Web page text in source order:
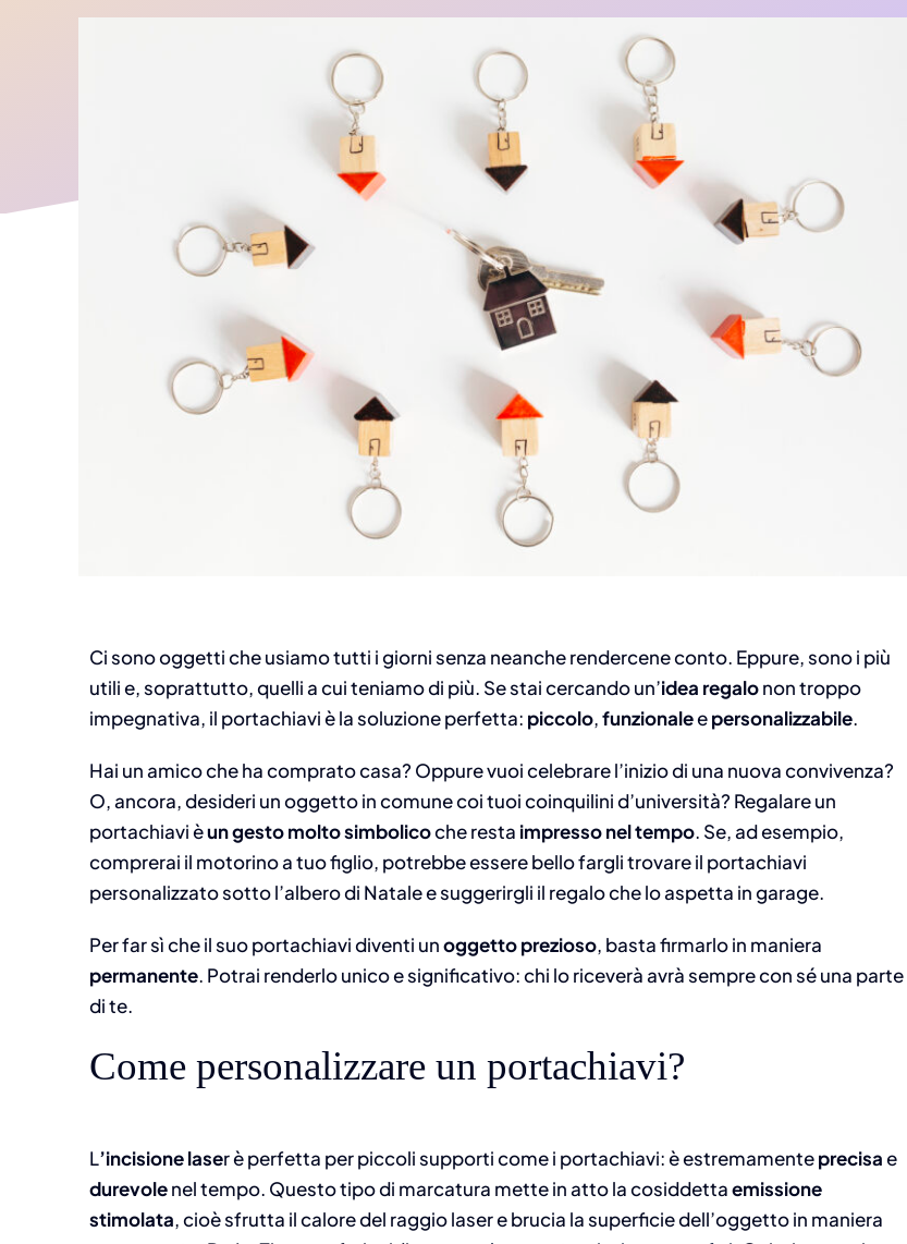
Ci sono oggetti che usiamo tutti i giorni senza neanche rendercene conto. Eppure, sono i più
utili e, soprattutto, quelli a cui teniamo di più. Se stai cercando un’idea regalonon troppo
impegnativa, il portachiavi è la soluzione perfetta: piccolo,funzionaleepersonalizzabile.
Hai un amico che ha comprato casa? Oppure vuoi celebrare l’inizio di una nuova convivenza?
O, ancora, desideri un oggetto in comune coi tuoi coinquilini d’università? Regalare un
portachiavi èun gesto molto simbolicoche resta impresso nel tempo. Se, ad esempio,
comprerai il motorino a tuo figlio, potrebbe essere bello fargli trovare il portachiavi
personalizzato sotto l’albero di Natale e suggerirgli il regalo che lo aspetta in garage.
Per far sì che il suo portachiavi diventi unoggetto prezioso, basta firmarlo in maniera
permanente. Potrai renderlo unico e significativo: chi lo riceverà avrà sempre con sé una parte
di te.
Come personalizzare un portachiavi?
L’incisione laser è perfetta per piccoli supporti come i portachiavi: è estremamenteprecisae
durevolenel tempo. Questo tipo di marcatura mette in atto la cosiddettaemissione
stimolata, cioè sfrutta il calore del raggio laser e brucia la superficie dell’oggetto in maniera